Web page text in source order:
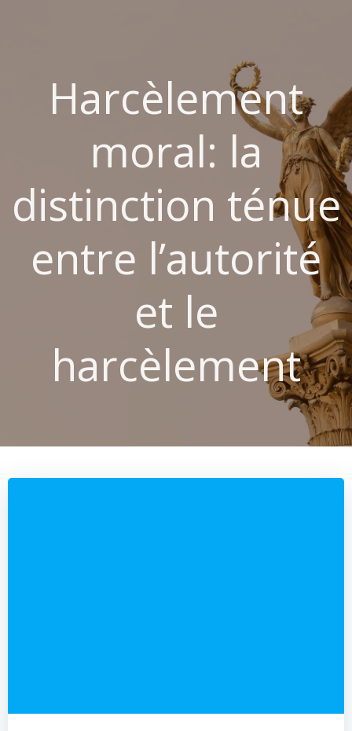
Harcèlement
moral: la
distinction ténue
entre l’autorité
et le
harcèlement